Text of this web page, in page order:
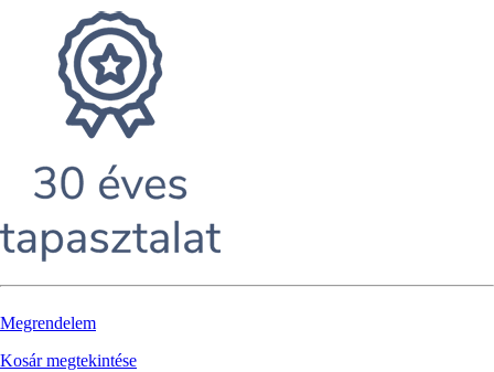
Megrendelem
Kosár megtekintése